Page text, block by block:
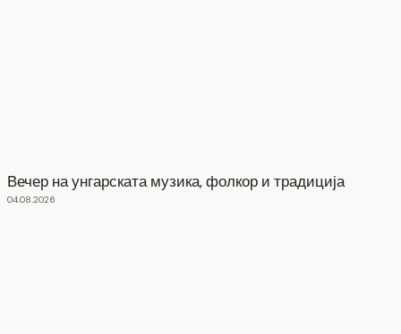
Вечер на унгарската музика, фолкор и традиција
04.08.2026